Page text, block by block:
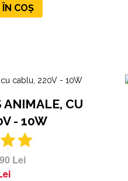
COȘ
ANIMALE, CU
- 10W
Lei